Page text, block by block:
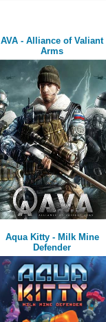
AVA - Alliance of Valiant
Arms
Aqua Kitty - Milk Mine
Defender